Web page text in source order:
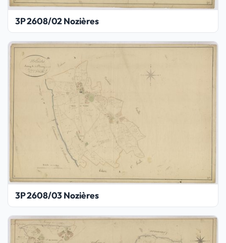
3P 2608/02 Nozières
3P 2608/03 Nozières